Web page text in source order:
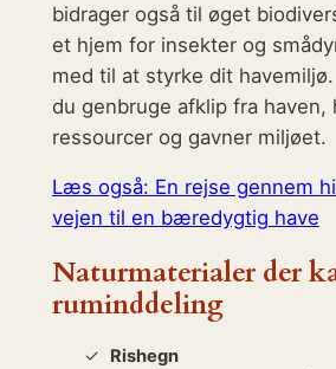
bidrager også til øget
et hjem for insekter og
med til at styrke dit
du genbruge afklip fra haven,
ressourcer og gavner miljøet.
Læs også: En rejse gennem
vejen til en bæredygtig have
Naturmaterialer der
ruminddeling
Rishegn